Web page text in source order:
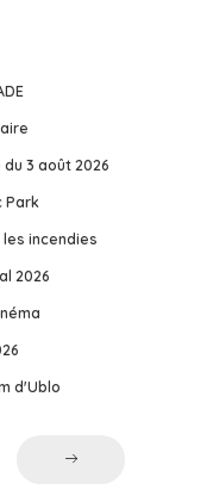
3 août 2026
Park
incendies
2026
d'Ublo